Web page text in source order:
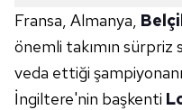
Fransa, Almanya,
önemli takımın
veda ettiği
İngiltere'nin başkenti